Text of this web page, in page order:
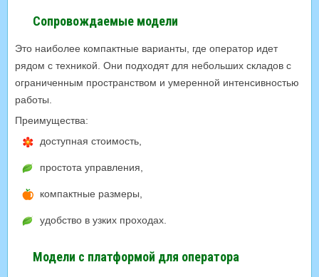
Сопровождаемые модели
Это наиболее компактные варианты, где оператор идет
рядом с техникой. Они подходят для небольших складов с
ограниченным пространством и умеренной интенсивностью
работы.
Преимущества:
доступная стоимость,
простота управления,
компактные размеры,
удобство в узких проходах.
Модели с платформой для оператора